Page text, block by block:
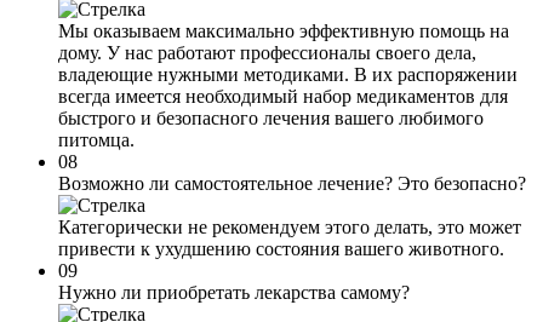
Мы оказываем максимально эффективную помощь на
дому. У нас работают профессионалы своего дела,
владеющие нужными методиками. В их распоряжении
всегда имеется необходимый набор медикаментов для
быстрого и безопасного лечения вашего любимого
питомца.
08
Возможно ли самостоятельное лечение? Это безопасно?
Категорически не рекомендуем этого делать, это может
привести к ухудшению состояния вашего животного.
09
Нужно ли приобретать лекарства самому?